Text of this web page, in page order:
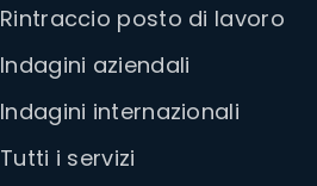
Rintraccio posto di lavoro
Indagini aziendali
Indagini internazionali
Tutti i servizi